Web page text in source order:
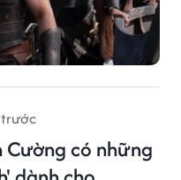
Cường có những